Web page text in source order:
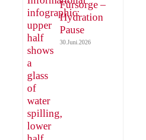
Fürsorge –
Hydration
Pause
30.Juni.2026